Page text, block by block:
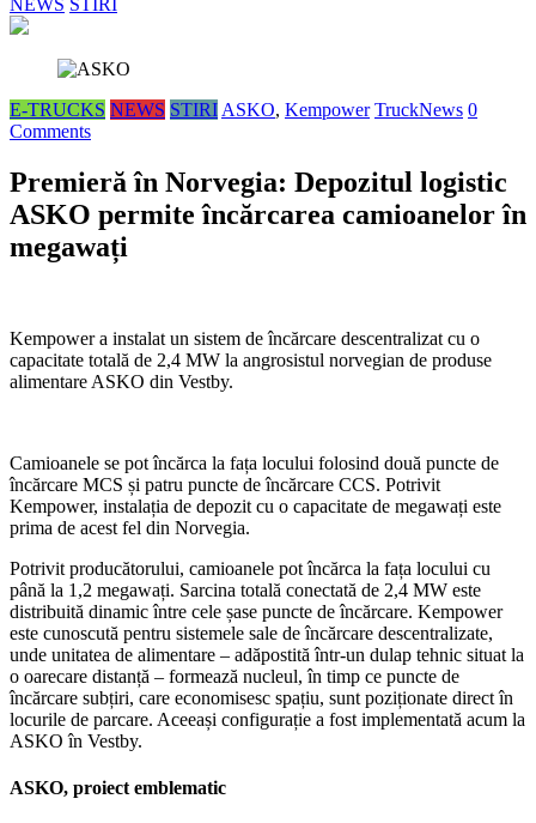
NEWS STIRI
E-TRUCKS NEWS STIRI ASKO, Kempower TruckNews 0
Comments
Premieră în Norvegia: Depozitul logistic
ASKO permite încărcarea camioanelor în
megawați
Kempower a instalat un sistem de încărcare descentralizat cu o
capacitate totală de 2,4 MW la angrosistul norvegian de produse
alimentare ASKO din Vestby.
Camioanele se pot încărca la fața locului folosind două puncte de
încărcare MCS și patru puncte de încărcare CCS. Potrivit
Kempower, instalația de depozit cu o capacitate de megawați este
prima de acest fel din Norvegia.
Potrivit producătorului, camioanele pot încărca la fața locului cu
până la 1,2 megawați. Sarcina totală conectată de 2,4 MW este
distribuită dinamic între cele șase puncte de încărcare. Kempower
este cunoscută pentru sistemele sale de încărcare descentralizate,
unde unitatea de alimentare – adăpostită într-un dulap tehnic situat la
o oarecare distanță – formează nucleul, în timp ce puncte de
încărcare subțiri, care economisesc spațiu, sunt poziționate direct în
locurile de parcare. Aceeași configurație a fost implementată acum la
ASKO în Vestby.
ASKO, proiect emblematic